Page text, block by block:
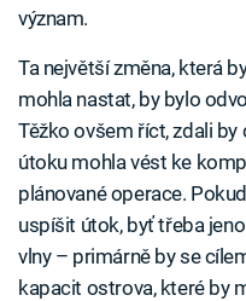
význam.
Ta největší změna, která
mohla nastat, by bylo
Těžko ovšem říct, zdali
útoku mohla vést ke
plánované operace.
uspíšit útok, byť třeba
vlny – primárně by se
kapacit ostrova, které by